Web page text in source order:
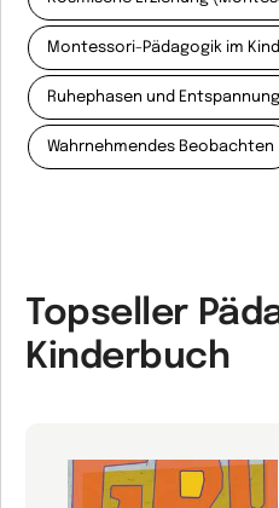
Montessori-Pädagogik im
Ruhephasen und
Wahrnehmendes Beobachten
Topseller
Kinderbuch